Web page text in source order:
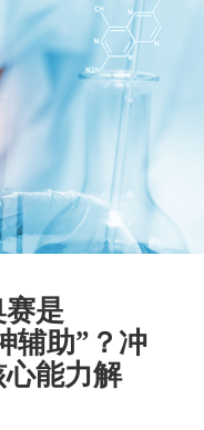
是
辅助”？冲
能力解